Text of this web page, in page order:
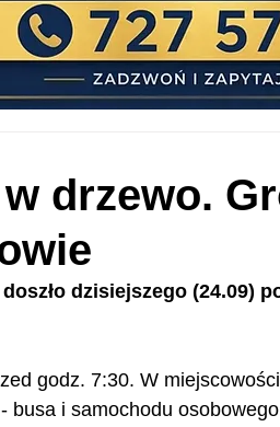
drzewo.
dzisiejszego (24.09)
godz. 7:30. W
busa i samochodu